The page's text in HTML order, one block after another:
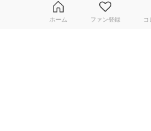
グループサイト
ホーム ファン登録 コ